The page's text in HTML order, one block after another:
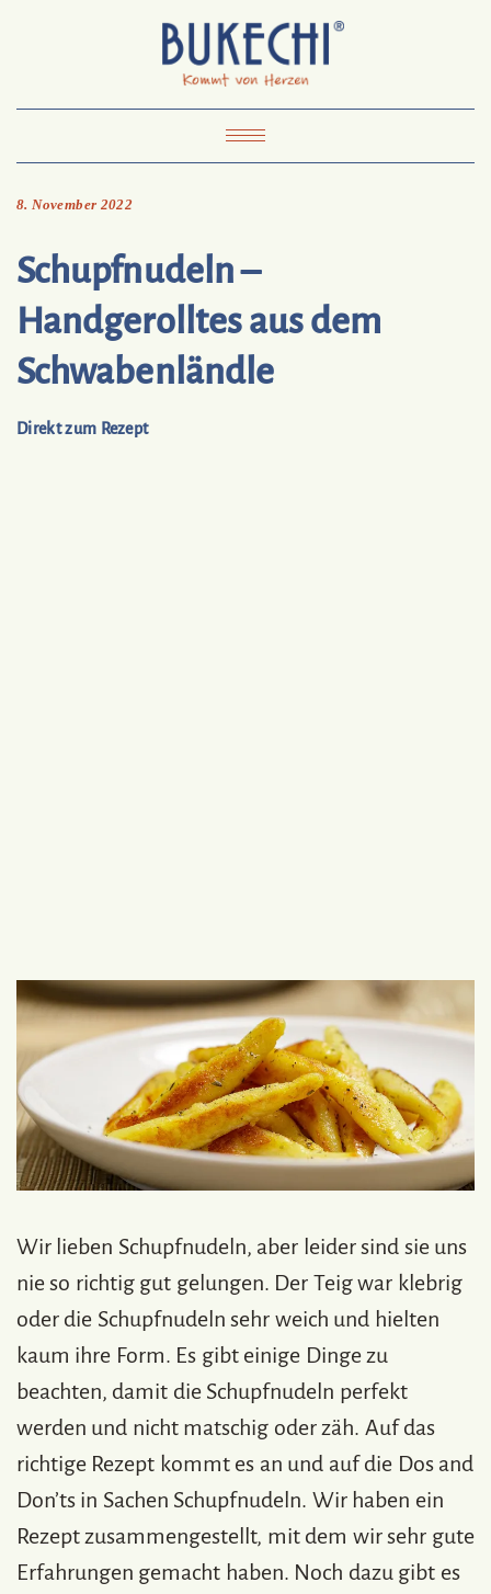
Pinterest
Mail
To
Bukechi
Impressum Datenschutz
Toggle
8. November 2022
Schupfnudeln –
Handgerolltes aus dem
Schwabenländle
Direkt zum Rezept
Wir lieben Schupfnudeln, aber leider sind sie uns
nie so richtig gut gelungen. Der Teig war klebrig
oder die Schupfnudeln sehr weich und hielten
kaum ihre Form. Es gibt einige Dinge zu
beachten, damit die Schupfnudeln perfekt
werden und nicht matschig oder zäh. Auf das
richtige Rezept kommt es an und auf die Dos and
Don’ts in Sachen Schupfnudeln. Wir haben ein
Rezept zusammengestellt, mit dem wir sehr gute
Erfahrungen gemacht haben. Noch dazu gibt es